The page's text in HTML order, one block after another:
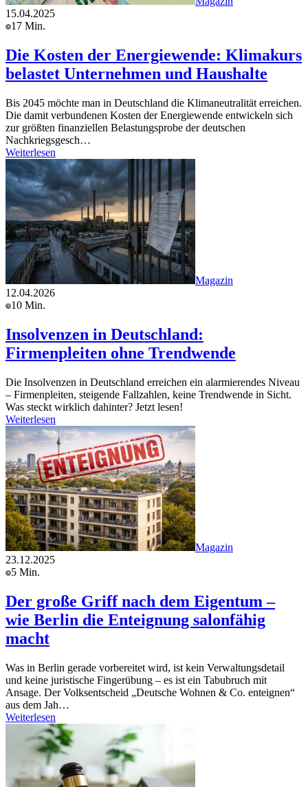
15.04.2025
17 Min.
Die Kosten der Energiewende: Klimakurs
belastet Unternehmen und Haushalte
Bis 2045 möchte man in Deutschland die Klimaneutralität erreichen.
Die damit verbundenen Kosten der Energiewende entwickeln sich
zur größten finanziellen Belastungsprobe der deutschen
Nachkriegsgesch…
Weiterlesen
Magazin
12.04.2026
10 Min.
Insolvenzen in Deutschland:
Firmenpleiten ohne Trendwende
Die Insolvenzen in Deutschland erreichen ein alarmierendes Niveau
– Firmenpleiten, steigende Fallzahlen, keine Trendwende in Sicht.
Was steckt wirklich dahinter? Jetzt lesen!
Weiterlesen
Magazin
23.12.2025
5 Min.
Der große Griff nach dem Eigentum –
wie Berlin die Enteignung salonfähig
macht
Was in Berlin gerade vorbereitet wird, ist kein Verwaltungsdetail
und keine juristische Fingerübung – es ist ein Tabubruch mit
Ansage. Der Volksentscheid „Deutsche Wohnen & Co. enteignen“
aus dem Jah…
Weiterlesen